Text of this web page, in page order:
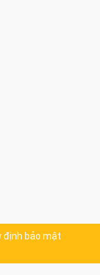
định bảo mật